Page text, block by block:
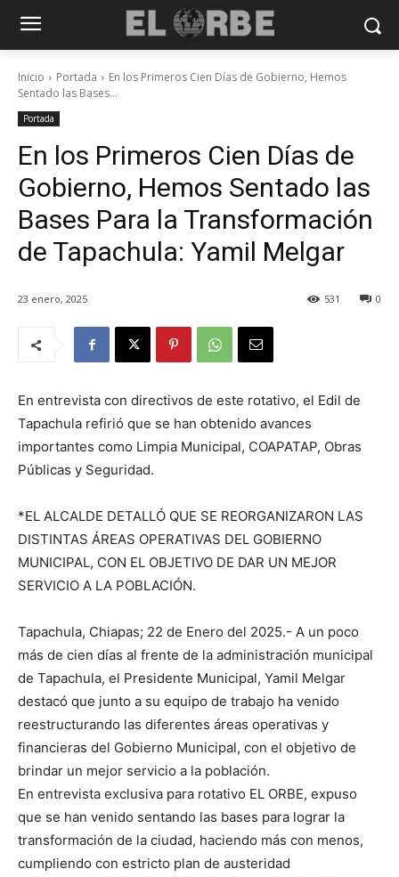
Inicio Portada
En los Primeros Cien Días de Gobierno, Hemos
Sentado las Bases...
Portada
En los Primeros Cien Días de
Gobierno, Hemos Sentado las
Bases Para la Transformación
de Tapachula: Yamil Melgar
23 enero, 2025 0
531
En entrevista con directivos de este rotativo, el Edil de
Tapachula refirió que se han obtenido avances
importantes como Limpia Municipal, COAPATAP, Obras
Públicas y Seguridad.
*EL ALCALDE DETALLÓ QUE SE REORGANIZARON LAS
DISTINTAS ÁREAS OPERATIVAS DEL GOBIERNO
MUNICIPAL, CON EL OBJETIVO DE DAR UN MEJOR
SERVICIO A LA POBLACIÓN.
Tapachula, Chiapas; 22 de Enero del 2025.- A un poco
más de cien días al frente de la administración municipal
de Tapachula, el Presidente Municipal, Yamil Melgar
destacó que junto a su equipo de trabajo ha venido
reestructurando las diferentes áreas operativas y
financieras del Gobierno Municipal, con el objetivo de
brindar un mejor servicio a la población.
En entrevista exclusiva para rotativo EL ORBE, expuso
que se han venido sentando las bases para lograr la
transformación de la ciudad, haciendo más con menos,
cumpliendo con estricto plan de austeridad